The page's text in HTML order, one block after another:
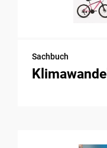
Sachbuch
Klimawandel